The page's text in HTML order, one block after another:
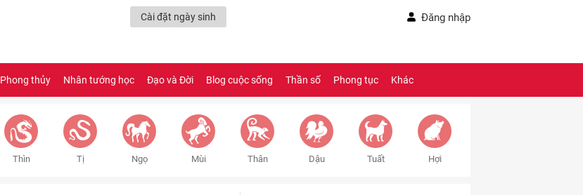
Cài đặt ngày sinh Đăng nhập
Phong thủy Nhân tướng học Đạo và Đời Blog cuộc sống Thần số Phong tục Khác
Thìn Tị Ngọ Mùi Thân Dậu Tuất Hợi